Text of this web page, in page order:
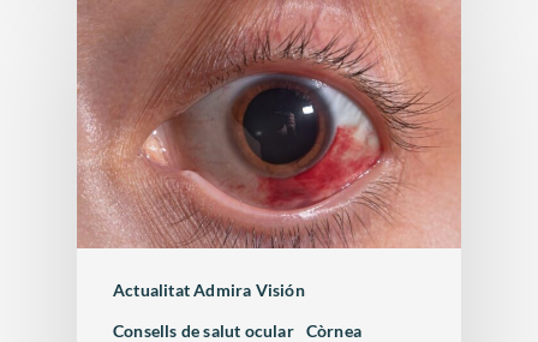
Actualitat Admira Visión
Consells de salut ocular Còrnea